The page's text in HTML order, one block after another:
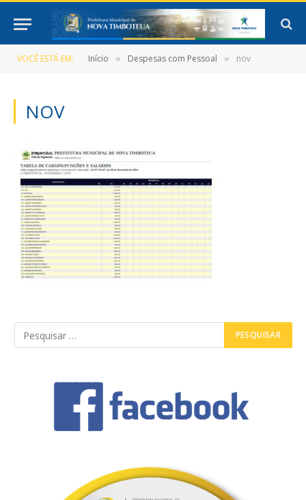
VOCÊ ESTÁ EM: Início » Despesas com Pessoal » nov
NOV